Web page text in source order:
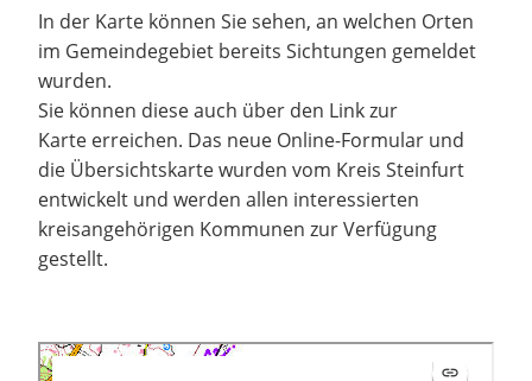
In der Karte können Sie sehen, an welchen Orten
im Gemeindegebiet bereits Sichtungen gemeldet
wurden.
Sie können diese auch über den Link zur
Karte erreichen. Das neue Online-Formular und
die Übersichtskarte wurden vom Kreis Steinfurt
entwickelt und werden allen interessierten
kreisangehörigen Kommunen zur Verfügung
gestellt.